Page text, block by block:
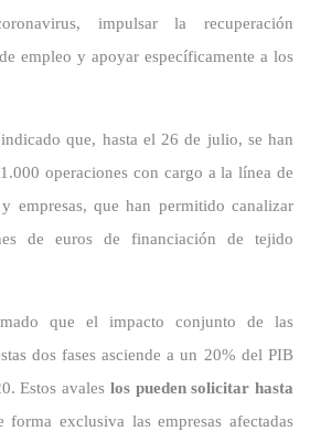
impulsar la recuperación
empleo y apoyar específicamente a los
que, hasta el 26 de julio, se han
operaciones con cargo a la línea de
empresas, que han permitido canalizar
de euros de financiación de tejido
que el impacto conjunto de las
dos fases asciende a un 20% del PIB
Estos avales los pueden solicitar hasta
forma exclusiva las empresas afectadas